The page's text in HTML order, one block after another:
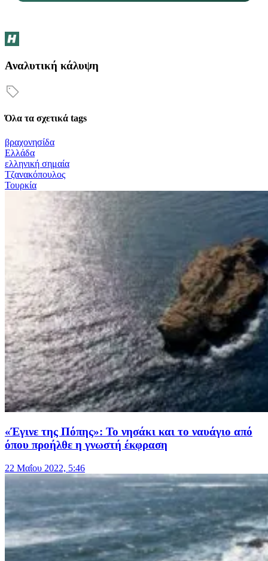
Αναλυτική κάλυψη
Όλα τα σχετικά tags
βραχονησίδα
Ελλάδα
ελληνική σημαία
Τζανακόπουλος
Τουρκία
«Έγινε της Πόπης»: Το νησάκι και το ναυάγιο από
όπου προήλθε η γνωστή έκφραση
22 Μαΐου 2022, 5:46